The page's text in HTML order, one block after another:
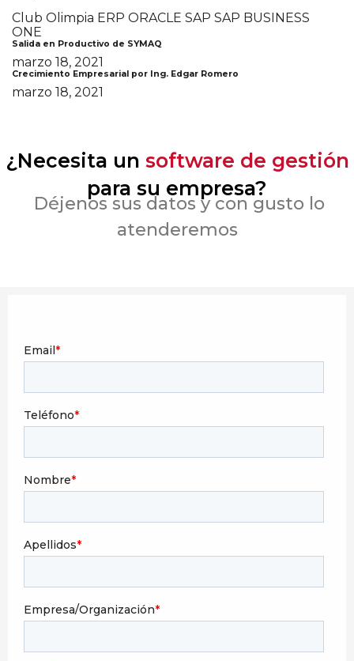
Club Olimpia ERP ORACLE SAP SAP BUSINESS
ONE
Salida en Productivo de SYMAQ
marzo 18, 2021
Crecimiento Empresarial por Ing. Edgar Romero
marzo 18, 2021
¿Necesita un software de gestión
para su empresa?
Déjenos sus datos y con gusto lo
atenderemos